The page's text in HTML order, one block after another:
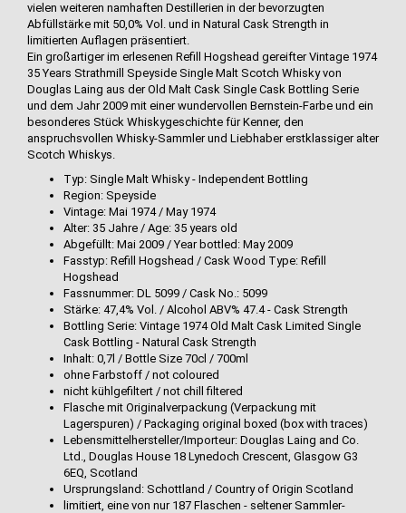
vielen weiteren namhaften Destillerien in der bevorzugten
Abfüllstärke mit 50,0% Vol. und in Natural Cask Strength in
limitierten Auflagen präsentiert.
Ein großartiger im erlesenen Refill Hogshead gereifter Vintage 1974
35 Years Strathmill Speyside Single Malt Scotch Whisky von
Douglas Laing aus der Old Malt Cask Single Cask Bottling Serie
und dem Jahr 2009 mit einer wundervollen Bernstein-Farbe und ein
besonderes Stück Whiskygeschichte für Kenner, den
anspruchsvollen Whisky-Sammler und Liebhaber erstklassiger alter
Scotch Whiskys.
Typ: Single Malt Whisky - Independent Bottling
Region: Speyside
Vintage: Mai 1974 / May 1974
Alter: 35 Jahre / Age: 35 years old
Abgefüllt: Mai 2009 / Year bottled: May 2009
Fasstyp: Refill Hogshead / Cask Wood Type: Refill
Hogshead
Fassnummer: DL 5099 / Cask No.: 5099
Stärke: 47,4% Vol. / Alcohol ABV% 47.4 - Cask Strength
Bottling Serie: Vintage 1974 Old Malt Cask Limited Single
Cask Bottling - Natural Cask Strength
Inhalt: 0,7l / Bottle Size 70cl / 700ml
ohne Farbstoff / not coloured
nicht kühlgefiltert / not chill filtered
Flasche mit Originalverpackung (Verpackung mit
Lagerspuren) / Packaging original boxed (box with traces)
Lebensmittelhersteller/Importeur: Douglas Laing and Co.
Ltd., Douglas House 18 Lynedoch Crescent, Glasgow G3
6EQ, Scotland
Ursprungsland: Schottland / Country of Origin Scotland
limitiert, eine von nur 187 Flaschen - seltener Sammler-